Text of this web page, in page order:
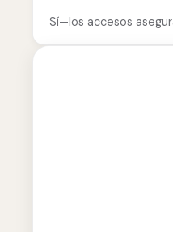
Sí—los accesos